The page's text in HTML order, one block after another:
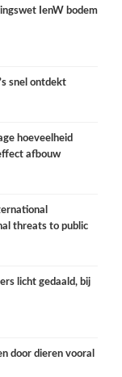
IenW bodem
snel ontdekt
hoeveelheid
afbouw
threats to public
licht gedaald, bij
door dieren vooral